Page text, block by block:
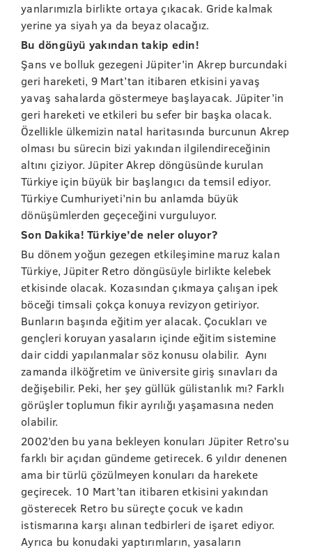
yanlarımızla birlikte ortaya çıkacak. Gride kalmak
yerine ya siyah ya da beyaz olacağız.
Bu döngüyü yakından takip edin!
Şans ve bolluk gezegeni Jüpiter’in Akrep burcundaki
geri hareketi, 9 Mart’tan itibaren etkisini yavaş
yavaş sahalarda göstermeye başlayacak. Jüpiter’in
geri hareketi ve etkileri bu sefer bir başka olacak.
Özellikle ülkemizin natal haritasında burcunun Akrep
olması bu sürecin bizi yakından ilgilendireceğinin
altını çiziyor. Jüpiter Akrep döngüsünde kurulan
Türkiye için büyük bir başlangıcı da temsil ediyor.
Türkiye Cumhuriyeti’nin bu anlamda büyük
dönüşümlerden geçeceğini vurguluyor.
Son Dakika! Türkiye’de neler oluyor?
Bu dönem yoğun gezegen etkileşimine maruz kalan
Türkiye, Jüpiter Retro döngüsüyle birlikte kelebek
etkisinde olacak. Kozasından çıkmaya çalışan ipek
böceği timsali çokça konuya revizyon getiriyor.
Bunların başında eğitim yer alacak. Çocukları ve
gençleri koruyan yasaların içinde eğitim sistemine
dair ciddi yapılanmalar söz konusu olabilir. Aynı
zamanda ilköğretim ve üniversite giriş sınavları da
değişebilir. Peki, her şey güllük gülistanlık mı? Farklı
görüşler toplumun fikir ayrılığı yaşamasına neden
olabilir.
2002’den bu yana bekleyen konuları Jüpiter Retro’su
farklı bir açıdan gündeme getirecek. 6 yıldır denenen
ama bir türlü çözülmeyen konuları da harekete
geçirecek. 10 Mart’tan itibaren etkisini yakından
gösterecek Retro bu süreçte çocuk ve kadın
istismarına karşı alınan tedbirleri de işaret ediyor.
Ayrıca bu konudaki yaptırımların, yasaların